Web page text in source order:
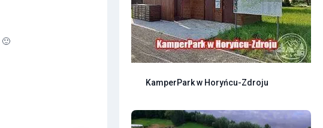
🙂
KamperPark w Horyńcu-Zdroju